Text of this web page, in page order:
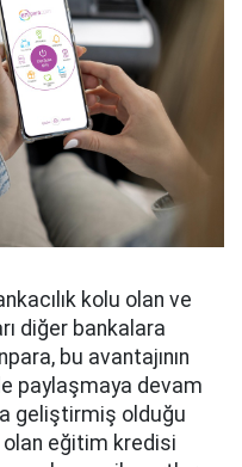
kolu olan ve
diğer bankalara
bu avantajının
paylaşmaya devam
geliştirmiş olduğu
olan eğitim kredisi